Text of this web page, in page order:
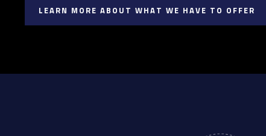
LEARN MORE ABOUT WHAT WE HAVE TO OFFER